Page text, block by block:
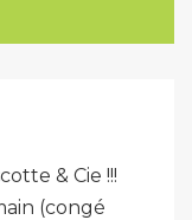
& Cie !!!
(congé